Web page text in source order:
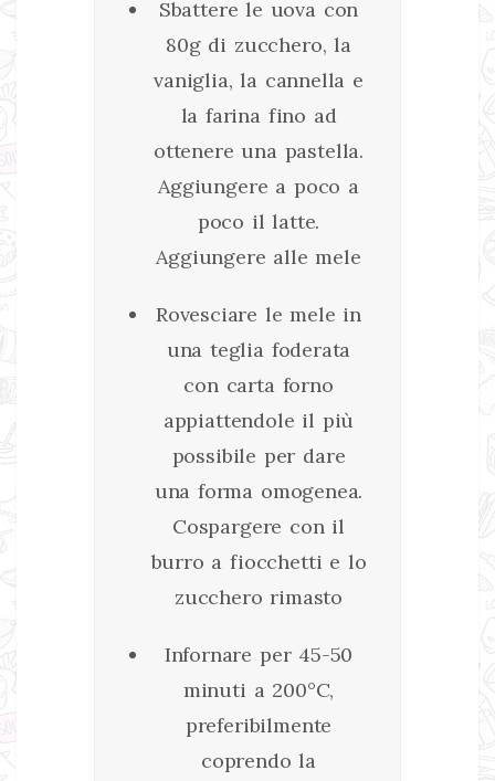
Sbattere le uova con
80g di zucchero, la
vaniglia, la cannella e
la farina fino ad
ottenere una pastella.
Aggiungere a poco a
poco il latte.
Aggiungere alle mele
Rovesciare le mele in
una teglia foderata
con carta forno
appiattendole il più
possibile per dare
una forma omogenea.
Cospargere con il
burro a fiocchetti e lo
zucchero rimasto
Infornare per 45-50
minuti a 200°C,
preferibilmente
coprendo la